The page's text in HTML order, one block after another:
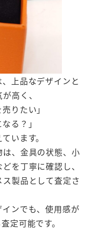
上品なデザインと
高く、
りたい」
る？」
います。
、金具の状態、小
を丁寧に確認し、
製品として査定さ
ンでも、使用感が
定可能です。